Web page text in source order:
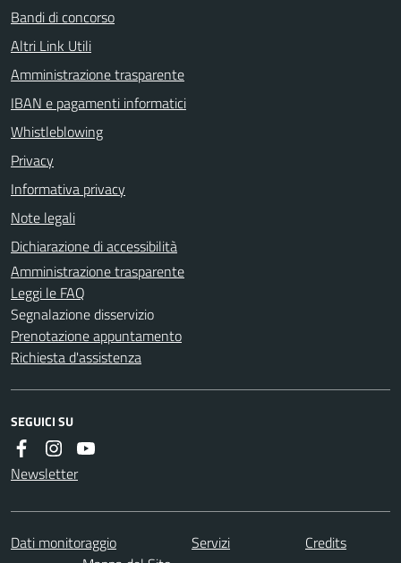
Bandi di concorso
Altri Link Utili
Amministrazione trasparente
IBAN e pagamenti informatici
Whistleblowing
Privacy
Informativa privacy
Note legali
Dichiarazione di accessibilità
Amministrazione trasparente
Leggi le FAQ
Segnalazione disservizio
Prenotazione appuntamento
Richiesta d'assistenza
SEGUICI SU
Newsletter
Dati monitoraggio Servizi
Credits